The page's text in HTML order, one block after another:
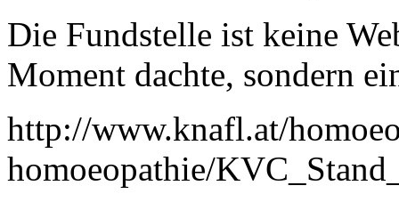
Die Fundstelle ist keine
Moment dachte, sondern
http://www.knafl.at/
homoeopathie/